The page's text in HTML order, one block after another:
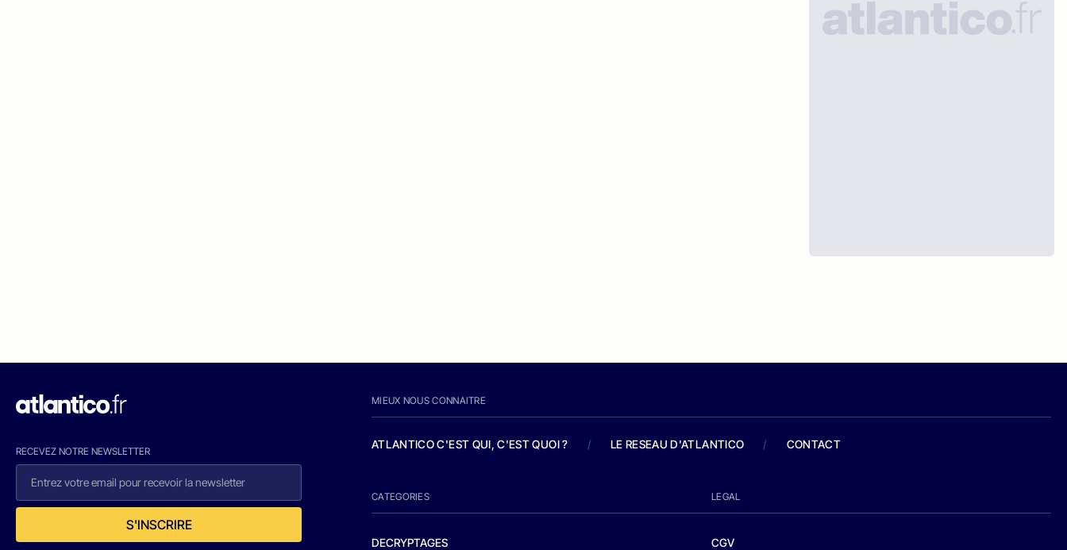
RECEVEZ NOTRE NEWSLETTER
S'INSCRIRE
MIEUX NOUS CONNAITRE
ATLANTICO C'EST QUI, C'EST QUOI ? / LE RESEAU D'ATLANTICO / CONTACT
CATEGORIES
DECRYPTAGES
LEGAL
CGV